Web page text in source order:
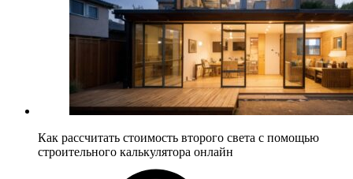
Как рассчитать стоимость второго света с помощью
строительного калькулятора онлайн